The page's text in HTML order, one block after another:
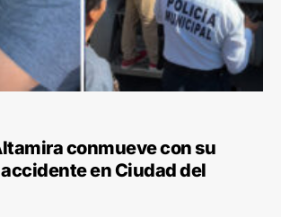
conmueve con su
en Ciudad del